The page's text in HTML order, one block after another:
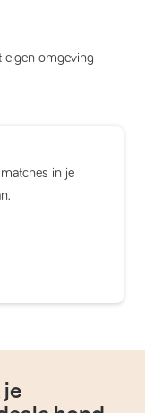
eigen omgeving
in je
je